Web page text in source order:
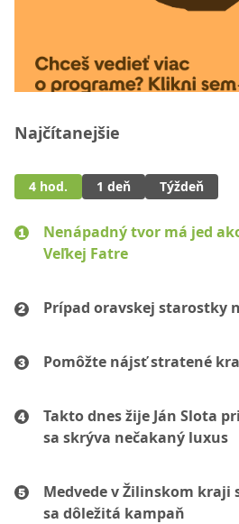
Najčítanejšie
4 hod. 1 deň Týždeň
Nenápadný tvor má jed
Veľkej Fatre
Prípad oravskej starostky
Pomôžte nájsť stratené
Takto dnes žije Ján Slota
sa skrýva nečakaný luxus
Medvede v Žilinskom kraji
sa dôležitá kampaň